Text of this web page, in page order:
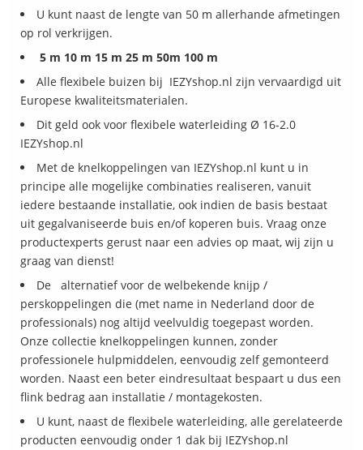
U kunt naast de lengte van 50 m allerhande afmetingen
op rol verkrijgen.
5 m 10 m 15 m 25 m 50m 100 m
Alle flexibele buizen bij IEZYshop.nl zijn vervaardigd uit
Europese kwaliteitsmaterialen.
Dit geld ook voor flexibele waterleiding Ø 16-2.0
IEZYshop.nl
Met de knelkoppelingen van IEZYshop.nl kunt u in
principe alle mogelijke combinaties realiseren, vanuit
iedere bestaande installatie, ook indien de basis bestaat
uit gegalvaniseerde buis en/of koperen buis. Vraag onze
productexperts gerust naar een advies op maat, wij zijn u
graag van dienst!
De alternatief voor de welbekende knijp /
perskoppelingen die (met name in Nederland door de
professionals) nog altijd veelvuldig toegepast worden.
Onze collectie knelkoppelingen kunnen, zonder
professionele hulpmiddelen, eenvoudig zelf gemonteerd
worden. Naast een beter eindresultaat bespaart u dus een
flink bedrag aan installatie / montagekosten.
U kunt, naast de flexibele waterleiding, alle gerelateerde
producten eenvoudig onder 1 dak bij IEZYshop.nl